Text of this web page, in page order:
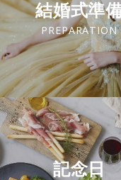
結婚式準
PREPARATION
記念日